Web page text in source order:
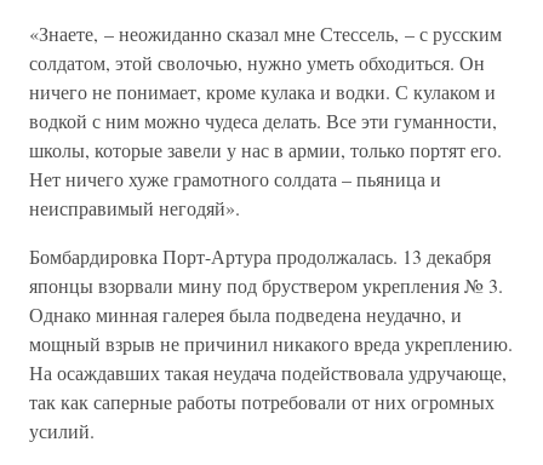
«Знаете, – неожиданно сказал мне Стессель, – с русским
солдатом, этой сволочью, нужно уметь обходиться. Он
ничего не понимает, кроме кулака и водки. С кулаком и
водкой с ним можно чудеса делать. Все эти гуманности,
школы, которые завели у нас в армии, только портят его.
Нет ничего хуже грамотного солдата – пьяница и
неисправимый негодяй».
Бомбардировка Порт-Артура продолжалась. 13 декабря
японцы взорвали мину под бруствером укрепления № 3.
Однако минная галерея была подведена неудачно, и
мощный взрыв не причинил никакого вреда укреплению.
На осаждавших такая неудача подействовала удручающе,
так как саперные работы потребовали от них огромных
усилий.